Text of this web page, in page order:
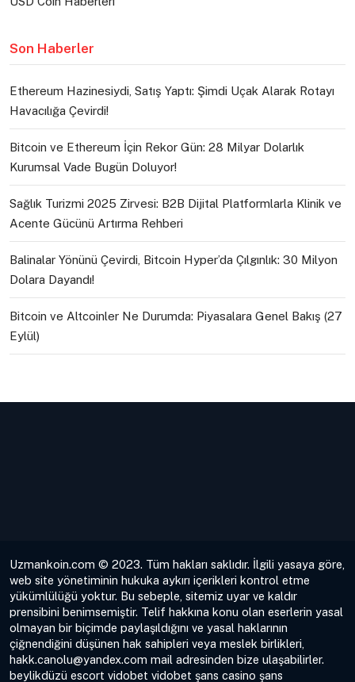
Son Haberler
Ethereum Hazinesiydi, Satış Yaptı: Şimdi Uçak Alarak Rotayı
Havacılığa Çevirdi!
Bitcoin ve Ethereum İçin Rekor Gün: 28 Milyar Dolarlık
Kurumsal Vade Bugün Doluyor!
Sağlık Turizmi 2025 Zirvesi: B2B Dijital Platformlarla Klinik ve
Acente Gücünü Artırma Rehberi
Balinalar Yönünü Çevirdi, Bitcoin Hyper’da Çılgınlık: 30 Milyon
Dolara Dayandı!
Bitcoin ve Altcoinler Ne Durumda: Piyasalara Genel Bakış (27
Eylül)
Uzmankoin.com © 2023. Tüm hakları saklıdır. İlgili yasaya göre,
web site yönetiminin hukuka aykırı içerikleri kontrol etme
yükümlülüğü yoktur. Bu sebeple, sitemiz uyar ve kaldır
prensibini benimsemiştir. Telif hakkına konu olan eserlerin yasal
olmayan bir biçimde paylaşıldığını ve yasal haklarının
çiğnendiğini düşünen hak sahipleri veya meslek birlikleri,
hakk.canolu@yandex.com mail adresinden bize ulaşabilirler.
beylikdüzü escort vidobet vidobet şans casino şans